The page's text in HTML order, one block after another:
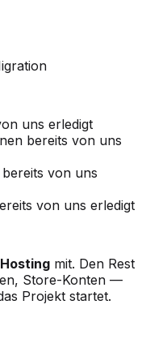
uns erledigt
bereits von uns
von uns
von uns erledigt
mit. Den Rest
Store-Konten —
Projekt startet.